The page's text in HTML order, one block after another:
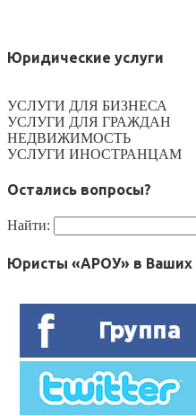
Юридические услуги
УСЛУГИ ДЛЯ БИЗНЕСА
УСЛУГИ ДЛЯ ГРАЖДАН
НЕДВИЖИМОСТЬ
УСЛУГИ ИНОСТРАНЦАМ
Остались вопросы?
Найти:
Юристы «АРОУ» в Ваших